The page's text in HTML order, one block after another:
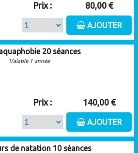
Prix : 80,00 €
AJOUTER
20 séances
Valable 1 année
Prix : 140,00 €
AJOUTER
de natation 10 séances